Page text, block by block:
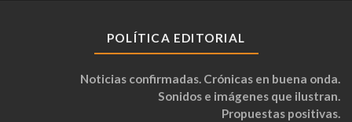
POLÍTICA EDITORIAL
Noticias confirmadas. Crónicas en buena onda.
Sonidos e imágenes que ilustran.
Propuestas positivas.